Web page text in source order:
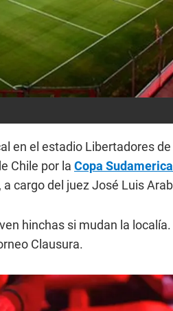
en el estadio Libertadores
Chile por la Copa
cargo del juez José Luis
hinchas si mudan la localía.
Clausura.